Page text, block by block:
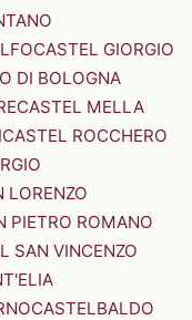
CASTEL GIORGIO
DI BOLOGNA
CASTEL MELLA
CASTEL ROCCHERO
LORENZO
PIETRO ROMANO
SAN VINCENZO
CASTELBALDO